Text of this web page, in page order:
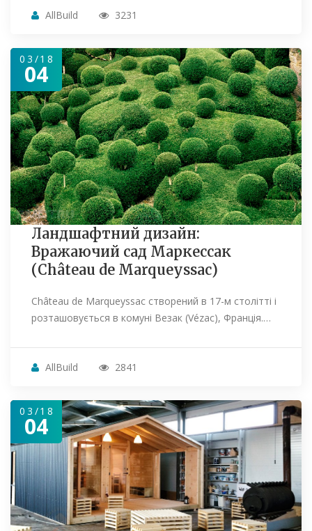
AllBuild 3231
03/18
04
Ландшафтний дизайн:
Вражаючий сад Маркессак
(Château de Marqueyssac)
Château de Marqueyssac створений в 17-м столітті і
розташовується в комуні Везак (Vézac), Франція.…
AllBuild 2841
03/18
04